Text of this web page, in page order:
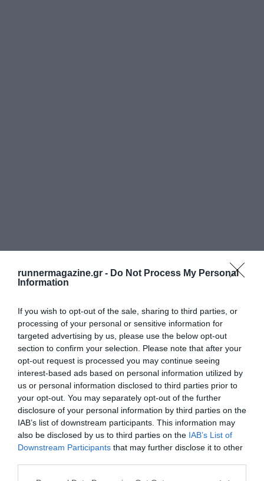
runnermagazine.gr - Do Not Process My Personal
Information
If you wish to opt-out of the sale, sharing to third parties, or
processing of your personal or sensitive information for
targeted advertising by us, please use the below opt-out
section to confirm your selection. Please note that after your
opt-out request is processed you may continue seeing
interest-based ads based on personal information utilized by
us or personal information disclosed to third parties prior to
your opt-out. You may separately opt-out of the further
disclosure of your personal information by third parties on the
IAB’s list of downstream participants. This information may
also be disclosed by us to third parties on the IAB’s List of
Downstream Participants that may further disclose it to other